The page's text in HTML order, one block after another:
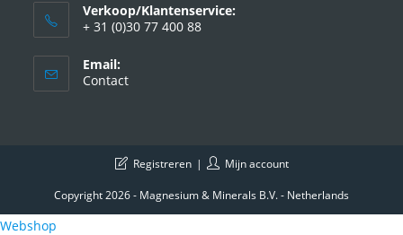
Verkoop/Klantenservice:
+ 31 (0)30 77 400 88
Email:
Contact
Registreren Mijn account
Copyright 2026 - Magnesium & Minerals B.V. - Netherlands
Webshop